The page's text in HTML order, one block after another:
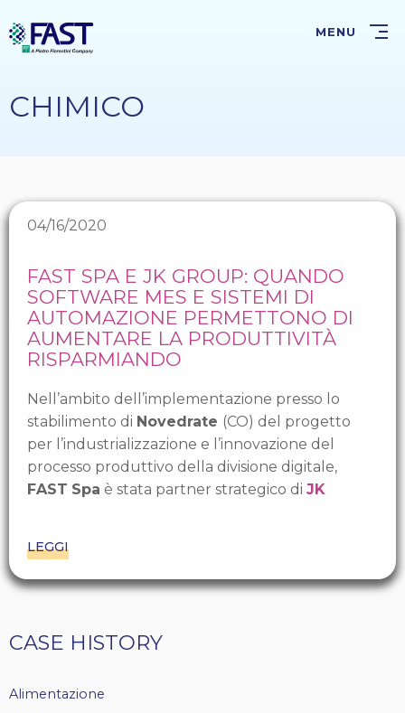
al
contenuto
MENU
CHIMICO
04/16/2020
FAST SPA E JK GROUP: QUANDO
SOFTWARE MES E SISTEMI DI
AUTOMAZIONE PERMETTONO DI
AUMENTARE LA PRODUTTIVITÀ
RISPARMIANDO
Nell’ambito dell’implementazione presso lo
stabilimento di Novedrate (CO) del progetto
per l’industrializzazione e l’innovazione del
processo produttivo della divisione digitale,
FAST Spa è stata partner strategico di JK
LEGGI
Tags
CASE HISTORY
Alimentazione